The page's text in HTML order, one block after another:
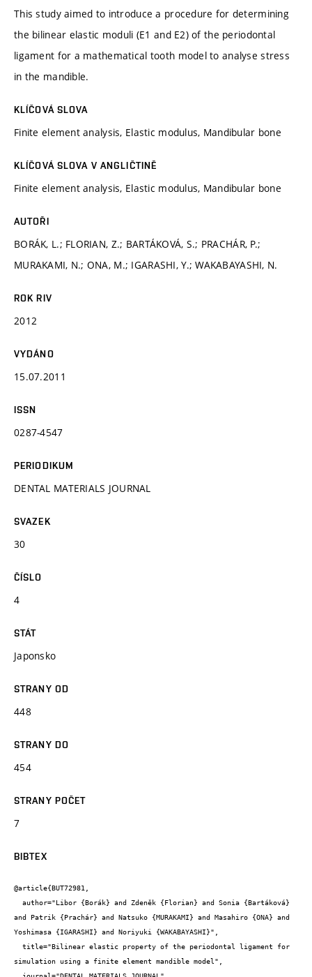
This study aimed to introduce a procedure for determining
the bilinear elastic moduli (E1 and E2) of the periodontal
ligament for a mathematical tooth model to analyse stress
in the mandible.
KLÍČOVÁ SLOVA
Finite element analysis, Elastic modulus, Mandibular bone
KLÍČOVÁ SLOVA V ANGLIČTINĚ
Finite element analysis, Elastic modulus, Mandibular bone
AUTOŘI
BORÁK, L.; FLORIAN, Z.; BARTÁKOVÁ, S.; PRACHÁR, P.;
MURAKAMI, N.; ONA, M.; IGARASHI, Y.; WAKABAYASHI, N.
ROK RIV
2012
VYDÁNO
15.07.2011
ISSN
0287-4547
PERIODIKUM
DENTAL MATERIALS JOURNAL
SVAZEK
30
ČÍSLO
4
STÁT
Japonsko
STRANY OD
448
STRANY DO
454
STRANY POČET
7
BIBTEX
@article{BUT72981,
and Patrik {Prachár} and Natsuko {MURAKAMI} and Masahiro {ONA} and
Yoshimasa {IGARASHI} and Noriyuki {WAKABAYASHI}",
simulation using a finite element mandible model",